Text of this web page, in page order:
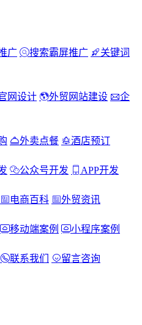
广 搜索霸屏推广
关键词
网设计 外贸网站建设
企
外卖点餐
酒店预订
公众号开发
APP开发
电商百科
外贸资讯
移动端案例
小程序案例
联系我们 留言咨询